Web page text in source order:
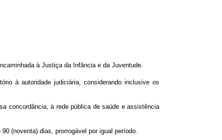
à Justiça da Infância e da Juventude.
à autoridade judiciária, considerando inclusive os
concordância, à rede pública de saúde e assistência
(noventa) dias, prorrogável por igual período.